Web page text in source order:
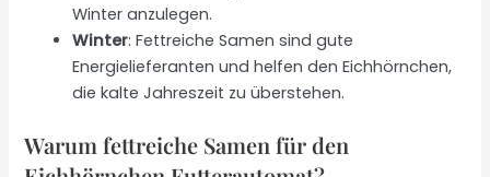
Winter anzulegen.
Winter: Fettreiche Samen sind gute
Energielieferanten und helfen den Eichhörnchen,
die kalte Jahreszeit zu überstehen.
Warum fettreiche Samen für den